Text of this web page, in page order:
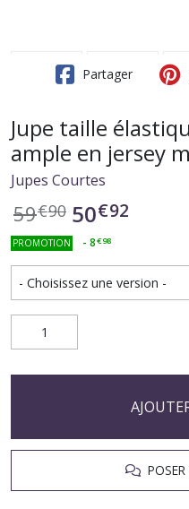
Partager
Jupe taille
ample en jersey
Jupes Courtes
59€90 50€92
PROMOTION - 8€98
POSER